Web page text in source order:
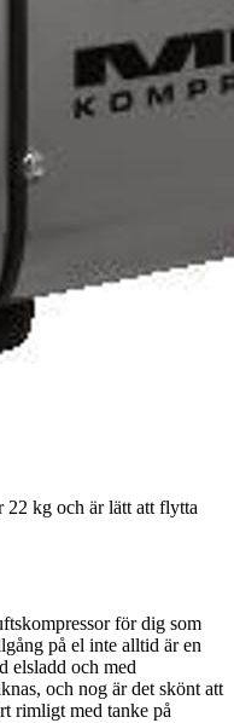
22 kg och är lätt att flytta
för dig som
på el inte alltid är en
elsladd och med
och nog är det skönt att
rimligt med tanke på